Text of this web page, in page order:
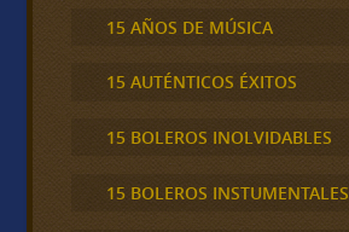
15 AÑOS DE MÚSICA
15 AUTÉNTICOS ÉXITOS
15 BOLEROS INOLVIDABLES
15 BOLEROS INSTUMENTALES